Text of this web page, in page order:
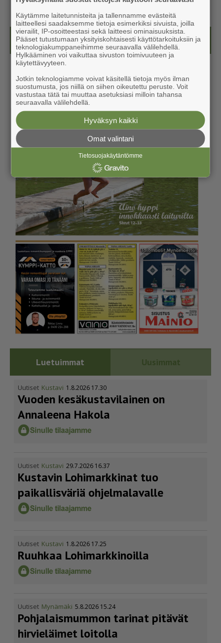
Kesälehti (ilmainen)
Luetuimmat Uusimmat
Uutiset Kustavi 1.8.2026 17.30
Vuoden kesäkus­ta­vi­lainen on
Annaleena Hakola
Uutiset Kustavi 29.7.2026 16.37
Kustavin Lohimarkkinat tuo
paikallisväriä ohjelmalavalle
Uutiset Kustavi 1.8.2026 17.25
Ruuhkaa Lohimark­ki­noilla
Uutiset Mynämäki 5.8.2026 15.24
Pohja­lais­mummon tarinat pitävät
hirvieläimet loitolla
Käytämme laitetunnisteita ja tallennamme evästeitä
laitteellesi saadaksemme tietoja esimerkiksi sivuista, joilla
vierailit, IP-osoitteestasi sekä laitteesi ominaisuuksista.
Pääset tutustumaan yksityiskohtaisesti käyttötarkoituksiin ja
teknologiakumppaneihimme seuraavalla välilehdellä.
Hylkääminen voi vaikuttaa sivuston toimivuuteen ja
käytettävyyteen.
Jotkin teknologiamme voivat käsitellä tietoja myös ilman
suostumusta, jos niillä on siihen oikeutettu peruste. Voit
vastustaa tätä tai muuttaa asetuksiasi milloin tahansa
seuraavalla välilehdellä.
Hyväksyn kaikki
Omat valintani
Tietosuojakäytäntömme